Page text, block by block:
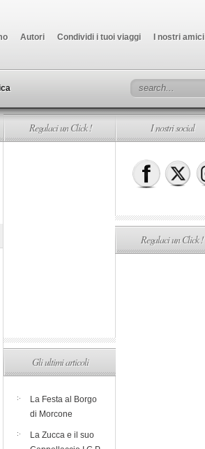
Autori Condividi i tuoi viaggi I nostri amici
Regalaci un Click !
Gli ultimi articoli
La Festa al Borgo
di Morcone
La Zucca e il suo
I nostri social
Regalaci un Click !